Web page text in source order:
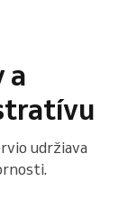
a
udržiava